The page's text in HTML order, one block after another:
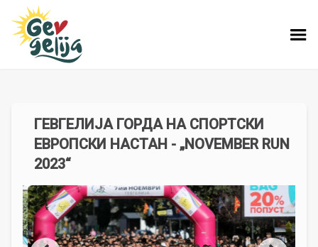
ГЕВГЕЛИЈА ГОРДА НА СПОРТСКИ
ЕВРОПСКИ НАСТАН - „NOVEMBER RUN
2023“